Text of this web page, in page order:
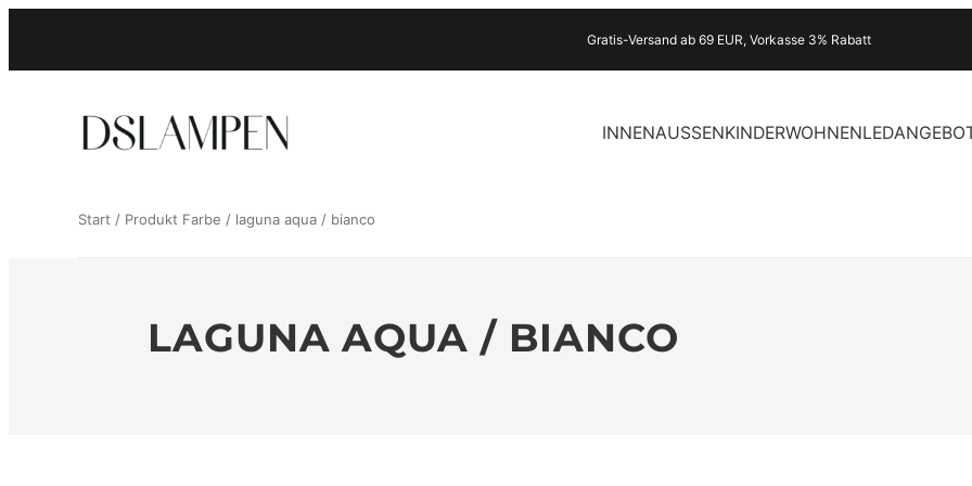
springen
Gratis-Versand ab 69 EUR, Vorkasse 3% Rabatt
INNENAUSSENKINDERWOHNENLED
Start / Produkt Farbe / laguna aqua / bianco
LAGUNA AQUA / BIANCO